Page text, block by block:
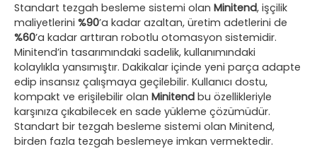
Standart tezgah besleme sistemi olan Minitend, işçilik
maliyetlerini %90’a kadar azaltan, üretim adetlerini de
%60’a kadar arttıran robotlu otomasyon sistemidir.
Minitend’in tasarımındaki sadelik, kullanımındaki
kolaylıkla yansımıştır. Dakikalar içinde yeni parça adapte
edip insansız çalışmaya geçilebilir. Kullanıcı dostu,
kompakt ve erişilebilir olan Minitend bu özellikleriyle
karşınıza çıkabilecek en sade yükleme çözümüdür.
Standart bir tezgah besleme sistemi olan Minitend,
birden fazla tezgah beslemeye imkan vermektedir.